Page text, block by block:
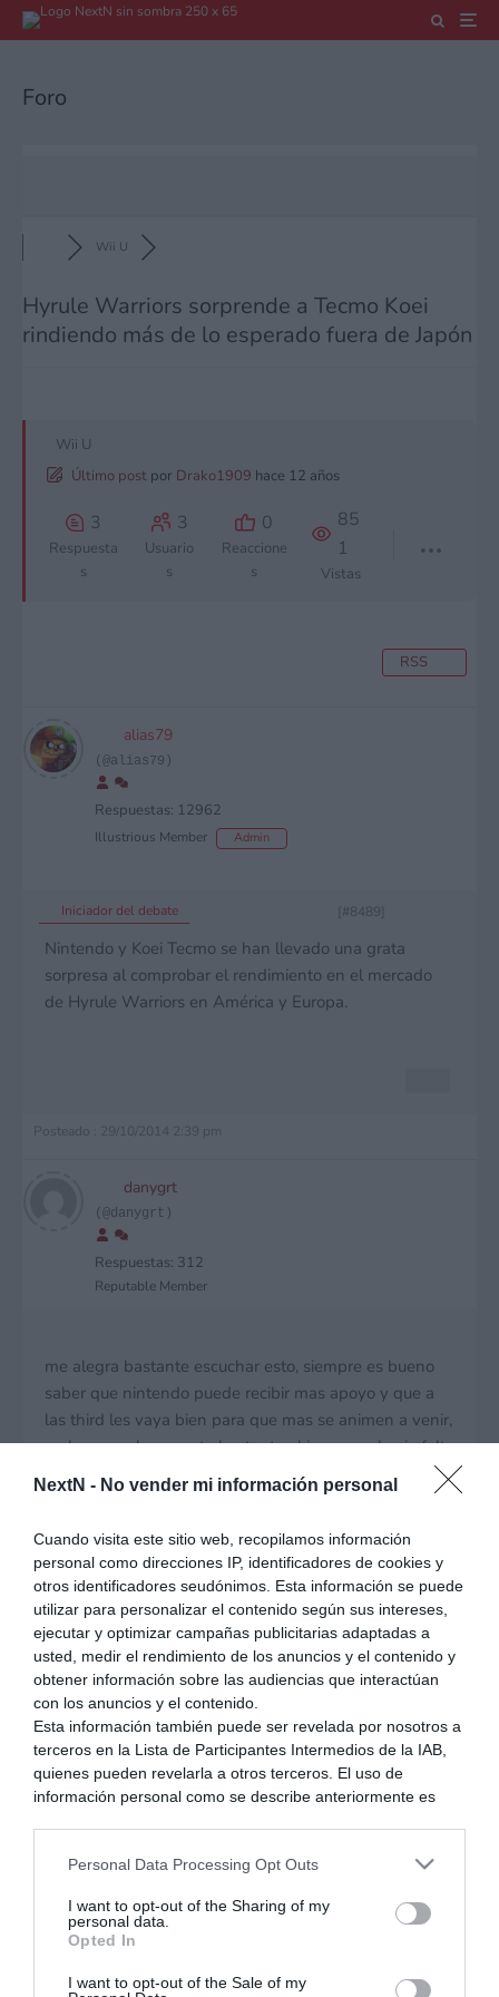
NextN - No vender mi información personal
Cuando visita este sitio web, recopilamos información
personal como direcciones IP, identificadores de cookies y
otros identificadores seudónimos. Esta información se puede
utilizar para personalizar el contenido según sus intereses,
ejecutar y optimizar campañas publicitarias adaptadas a
usted, medir el rendimiento de los anuncios y el contenido y
obtener información sobre las audiencias que interactúan
con los anuncios y el contenido.
Esta información también puede ser revelada por nosotros a
terceros en la Lista de Participantes Intermedios de la IAB,
quienes pueden revelarla a otros terceros. El uso de
información personal como se describe anteriormente es
generamos contenido relevante para nuestra audiencia.
recopilación y uso de datos en nuestra Política de
Privacidad.
terceros por nuestra parte, utilice la siguiente opción de
Personal Data Processing Opt Outs
I want to opt-out of the Sharing of my
personal data.
Opted In
I want to opt-out of the Sale of my
Foro
Wii U
Hyrule Warriors sorprende a Tecmo Koei
rindiendo más de lo esperado fuera de Japón
Wii U
Último post por Drako1909 hace 12 años
3
Respuesta
s
3
Usuario
s
0
Reaccione
s
85
1
Vistas
RSS
alias79
(@alias79)
Respuestas: 12962
Illustrious Member Admin
Iniciador del debate [#8489]
Nintendo y Koei Tecmo se han llevado una grata
sorpresa al comprobar el rendimiento en el mercado
de Hyrule Warriors en América y Europa.
Posteado : 29/10/2014 2:39 pm
danygrt
(@danygrt)
Respuestas: 312
Reputable Member
me alegra bastante escuchar esto, siempre es bueno
saber que nintendo puede recibir mas apoyo y que a
las third les vaya bien para que mas se animen a venir,
en lo persoal me gusto bastante el juego, ya hacia falta
un warriors en nintendo, lo que si se me hico raro es
que los nuevos sengoku basara samurai heros que
desarrollaran o portearan a wii u
PD: el Fire emblem X Warrior se me aria que quedaria
genial por la temtica de medieval de la saga fire
emblem
Posteado : 29/10/2014 6:16 pm
Drako1909
(@drako1909)
Respuestas: 198
Reputable Member